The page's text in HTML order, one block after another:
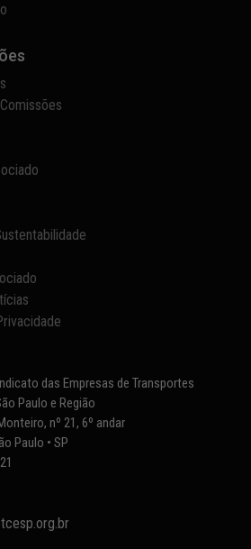
das Empresas de Transportes
Paulo e Região
nº 21, 6º andar
Paulo • SP